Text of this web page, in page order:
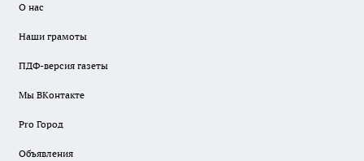
О нас
Наши грамоты
ПДФ-версия газеты
Мы ВКонтакте
Pro Город
Объявления